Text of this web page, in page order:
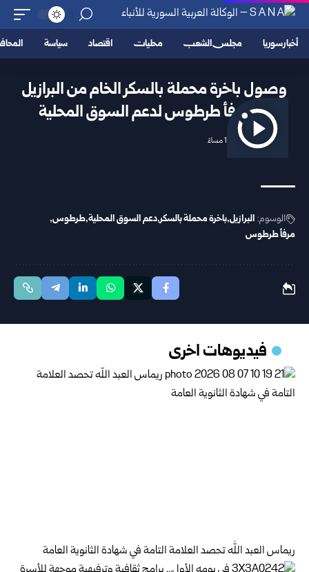
أخبار سوريا مجلس الشعب محليات اقتصاد سياسة
وصول باخرة محملة بالسكر الخام من البرازيل
إلى مرفأ طرطوس لدعم السوق المحلية
2025/10/15 11:05 مساءً
الوسوم: البرازيل باخرة محملة بالسكر دعم السوق المحلية طرطوس
مرفأ طرطوس
فيديوهات اخرى
ريماس العبد الله تحصد العلامة التامة في شهادة الثانوية العامة